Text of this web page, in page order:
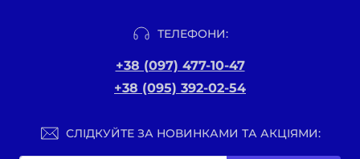
ТЕЛЕФОНИ:
+38 (097) 477-10-47
+38 (095) 392-02-54
СЛІДКУЙТЕ ЗА НОВИНКАМИ ТА АКЦІЯМИ: